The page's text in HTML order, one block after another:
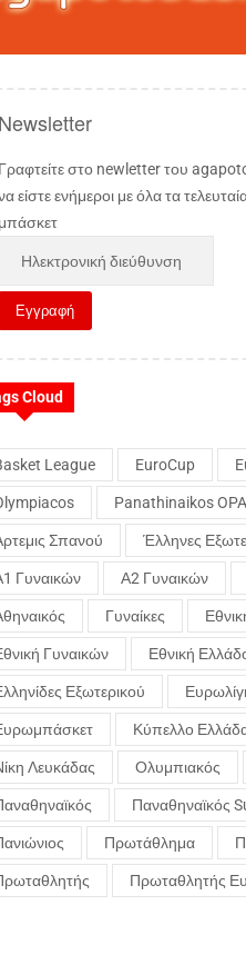
Newsletter
Γραφτείτε στο newletter του
είστε ενήμεροι με όλα τα
μπάσκετ
Cloud
League EuroCup
Panathinaikos
Σπανού Έλληνες
Γυναικών Α2 Γυναικών
Γυναίκες
Γυναικών Εθνική
Εξωτερικού
Κύπελλο
Λευκάδας Ολυμπιακός
Παναθηναϊκός
Πρωτάθλημα
Πρωταθλητής